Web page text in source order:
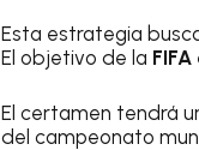
Esta estrategia
El objetivo de la FIFA
El certamen tendrá
del campeonato